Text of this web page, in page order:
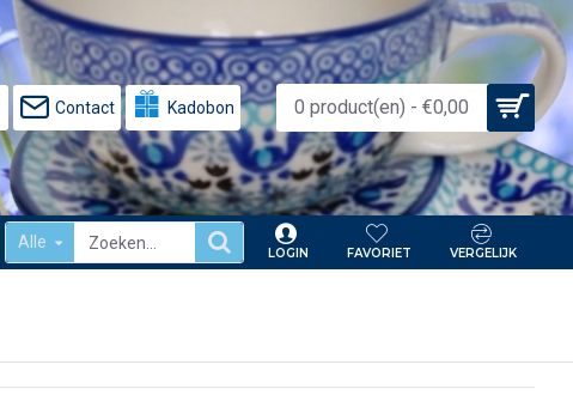
Contact Kadobon 0 product(en) - €0,00
Alle
LOGIN FAVORIET VERGELIJK